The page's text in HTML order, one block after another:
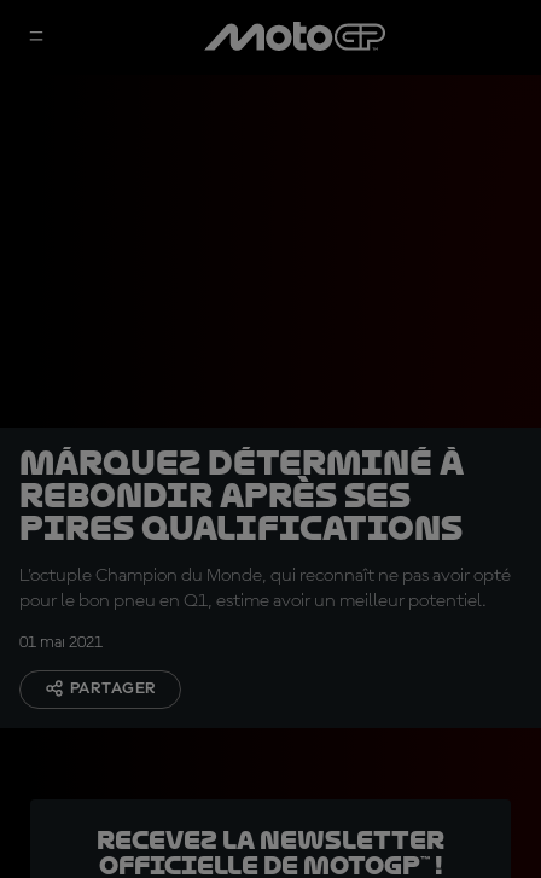
Márquez déterminé à
rebondir après ses
pires qualifications
L'octuple Champion du Monde, qui reconnaît ne pas avoir opté
pour le bon pneu en Q1, estime avoir un meilleur potentiel.
01 mai 2021
PARTAGER
Recevez la Newsletter
officielle de MotoGP™ !